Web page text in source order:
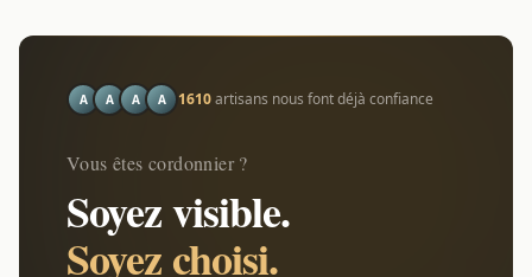
A A A A 1610artisans nous font déjà confiance
Vous êtes cordonnier ?
Soyez visible.
Soyez choisi.